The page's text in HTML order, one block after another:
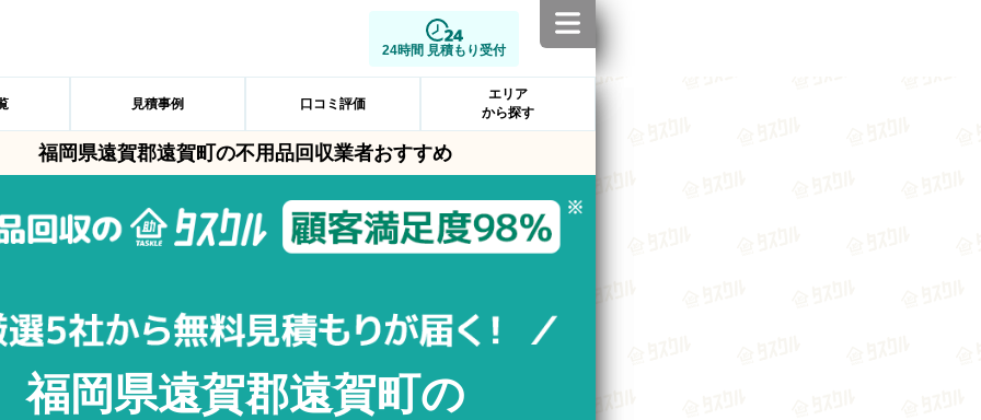
24時間 見積もり受付
見積事例 口コミ評価
エリア
から探す
福岡県遠賀郡遠賀町の不用品回収業者おすすめ
福岡県遠賀郡遠賀町の